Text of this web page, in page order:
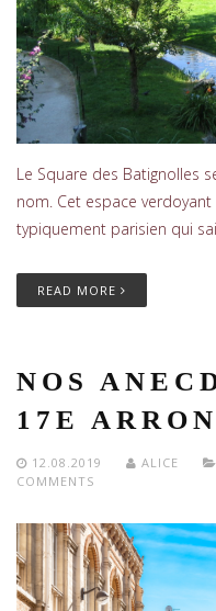
Le Square des Batignolles
nom. Cet espace
typiquement parisien qui
READ MORE
NOS
17E
12.08.2019 ALICE
COMMENTS